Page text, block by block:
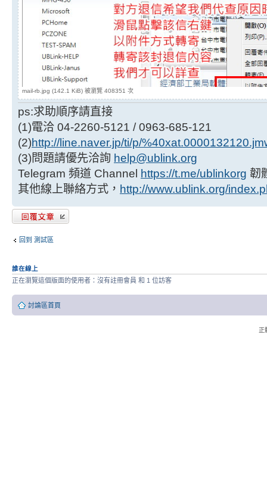
mail-rb.jpg (142.1 KiB) 被瀏覽 408351 次
ps:求助順序請直接
(1)電洽 04-2260-5121 / 0963-685-121
(2)http://line.naver.jp/ti/p/
(3)問題請優先洽詢 help@ublink.org
Telegram 頻道 Channel
https://t.me/ublinkorg 韌
其他線上聯絡方式， http://www.ublink.org/
發表回覆
回到 測試區
誰在線上
正在瀏覽這個版面的使用者：沒有註冊會員 和 1 位訪客
討論區首頁
正